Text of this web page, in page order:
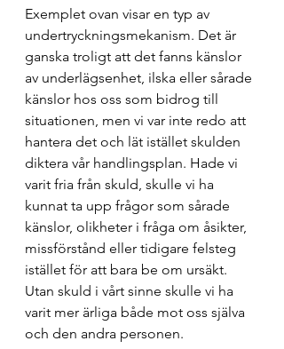
Exemplet ovan visar en typ av
undertryckningsmekanism. Det är
ganska troligt att det fanns känslor
av underlägsenhet, ilska eller sårade
känslor hos oss som bidrog till
situationen, men vi var inte redo att
hantera det och lät istället skulden
diktera vår handlingsplan. Hade vi
varit fria från skuld, skulle vi ha
kunnat ta upp frågor som sårade
känslor, olikheter i fråga om åsikter,
missförstånd eller tidigare felsteg
istället för att bara be om ursäkt.
Utan skuld i vårt sinne skulle vi ha
varit mer ärliga både mot oss själva
och den andra personen.